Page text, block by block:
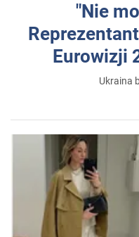
"Nie
Eurowizji
Ukraina